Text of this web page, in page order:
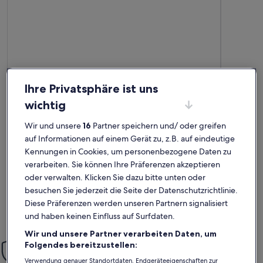
Weitere Infos zu SOL BAY Waterfront Apartment
Tolles Appartement mit sehr großer
Terrasse/Balkon
10 von 10
Außergewöhnlich
außergewöhnlich
51 Bewertungen
(51
bewertungen)
Wir hatten eine schöne Zeit in dem Appartement. Sehr
sauber und schön. Der Ausblick aufs Meer war
beeindruckend. In der Wohnung ist alles was man braucht.
Waschmaschine, Sonnenliegen, … .
Bärbel L.
Sehr
was man
Einfach sorglos
Mit unserer Mit-Vertrauen-Buchen-Garantie bieten wir dir rund
Ihre Privatsphäre ist uns
wichtig
Wir und unsere16 Partner speichern und/ oder greifen
auf Informationen auf einem Gerät zu, z.B. auf eindeutige
Kennungen in Cookies, um personenbezogene Daten zu
verarbeiten. Sie können Ihre Präferenzen akzeptieren
oder verwalten. Klicken Sie dazu bitte unten oder
besuchen Sie jederzeit die Seite der Datenschutzrichtlinie.
Diese Präferenzen werden unseren Partnern signalisiert
und haben keinen Einfluss auf Surfdaten.
Wir und unsere Partner verarbeiten Daten, um
Folgendes bereitzustellen:
Verwendung genauer Standortdaten. Endgeräteeigenschaften zur